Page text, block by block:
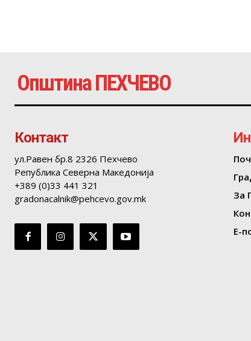
Општина ПЕХЧЕВО
Контакт
ул.Равен бр.8 2326 Пехчево
Република Северна Македонија
+389 (0)33 441 321
gradonacalnik@pehcevo.gov.mk
За
Е-